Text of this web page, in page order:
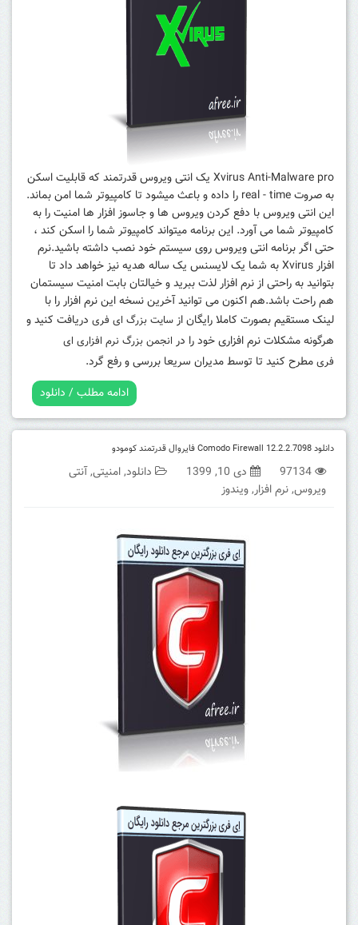
Xvirus Anti-Malware pro یک انتی ویروس قدرتمند که قابلیت اسکن
به صروت real - time را داده و باعث میشود تا کامپیوتر شما امن بماند.
این انتی ویروس با دفع کردن ویروس ها و جاسوز افزار ها امنیت را به
کامپیوتر شما می آورد. این برنامه میتواند کامپیوتر شما را اسکن کند ،
حتی اگر برنامه انتی ویروس روی سیستم خود نصب داشته باشید.نرم
افزار Xvirus به شما یک لایسنس یک ساله هدیه نیز خواهد داد تا
بتوانید به راحتی از نرم افزار لذت ببرید و خیالتان بابت امنیت سیستمان
هم راحت باشد.هم اکنون می توانید آخرین نسخه این نرم افزار را با
لینک مستقیم بصورت کاملا رایگان از سایت بزرگ ای فری دریافت کنید و
هرگونه مشکلات نرم افزاری خود را در انجمن بزرگ نرم افزاری ای
فری مطرح کنید تا توسط مدیران سریعا بررسی و رفع گرد.
ادامه مطلب / دانلود
دانلود Comodo Firewall 12.2.2.7098 فایروال قدرتمند کومودو
97134 دی 10, 1399 دانلود,امنیتی,آنتی
ویروس,نرم افزار,ویندوز